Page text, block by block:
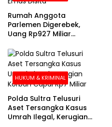
Rumah Anggota
Parlemen Digerebek,
Uang Rp927 Miliar
HUKUM & KRIMINAL
Polda Sultra Telusuri
Aset Tersangka Kasus
Umrah Ilegal, Kerugian